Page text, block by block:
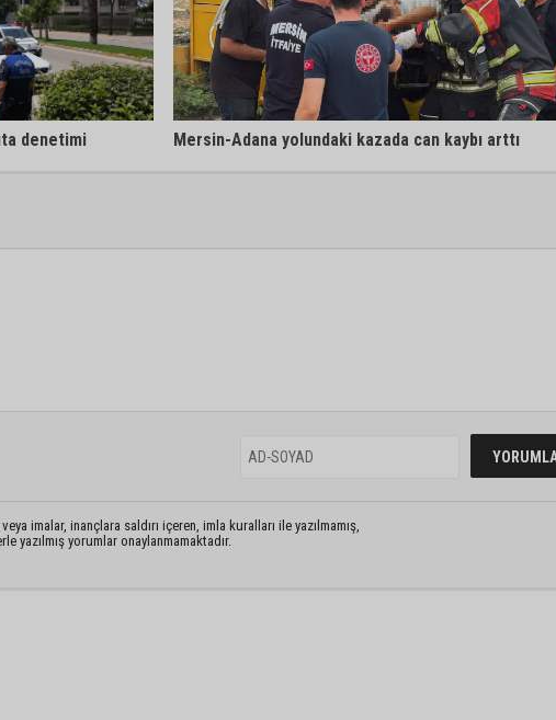
denetimi Mersin-Adana yolundaki kazada can kaybı arttı
imalar, inançlara saldırı içeren, imla kuralları ile yazılmamış,
yazılmış yorumlar onaylanmamaktadır.